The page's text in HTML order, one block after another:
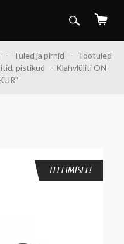
Tuled ja pirnid
Töötuled
pistikud
Klahvlüliti ON-
TELLIMISEL!